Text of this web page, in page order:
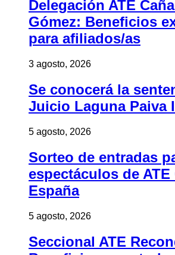
Delegación ATE
Gómez: Beneficios
para afiliados/as
3 agosto, 2026
Se conocerá la
Juicio Laguna Paiva
5 agosto, 2026
Sorteo de entradas
espectáculos de ATE
España
5 agosto, 2026
Seccional ATE